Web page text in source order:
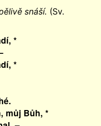
snáší. (Sv.
*
*
můj Bůh, *